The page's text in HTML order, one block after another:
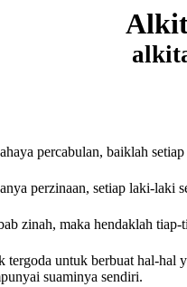
percabulan, baiklah
perzinaan, setiap laki-laki
zinah, maka hendaklah
tergoda untuk berbuat hal-
suaminya sendiri.